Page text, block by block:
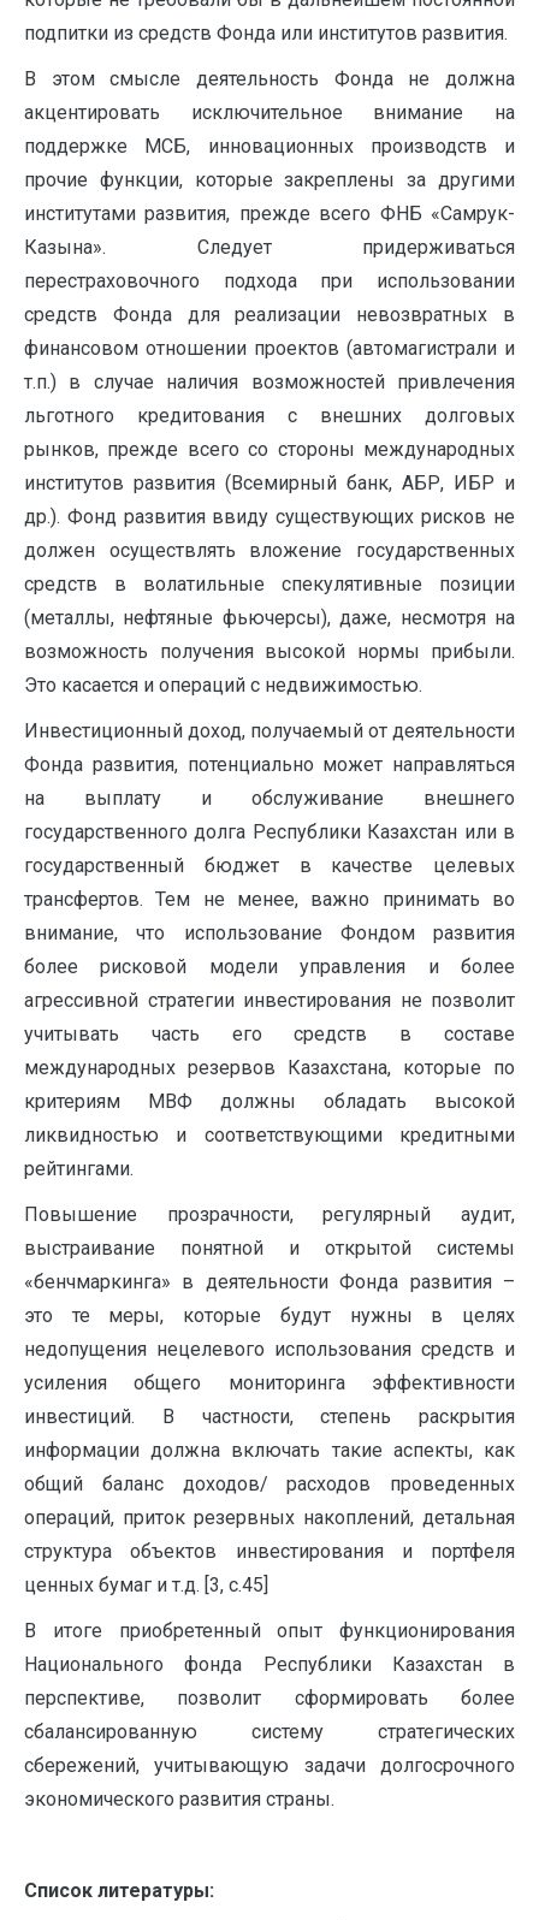
подпитки из средств Фонда или институтов развития.
В этом смысле деятельность Фонда не должна
акцентировать исключительное внимание на
поддержке МСБ, инновационных производств и
прочие функции, которые закреплены за другими
институтами развития, прежде всего ФНБ «Самрук-
Казына». Следует придерживаться
перестраховочного подхода при использовании
средств Фонда для реализации невозвратных в
финансовом отношении проектов (автомагистрали и
т.п.) в случае наличия возможностей привлечения
льготного кредитования с внешних долговых
рынков, прежде всего со стороны международных
институтов развития (Всемирный банк, АБР, ИБР и
др.). Фонд развития ввиду существующих рисков не
должен осуществлять вложение государственных
средств в волатильные спекулятивные позиции
(металлы, нефтяные фьючерсы), даже, несмотря на
возможность получения высокой нормы прибыли.
Это касается и операций с недвижимостью.
Инвестиционный доход, получаемый от деятельности
Фонда развития, потенциально может направляться
на выплату и обслуживание внешнего
государственного долга Республики Казахстан или в
государственный бюджет в качестве целевых
трансфертов. Тем не менее, важно принимать во
внимание, что использование Фондом развития
более рисковой модели управления и более
агрессивной стратегии инвестирования не позволит
учитывать часть его средств в составе
международных резервов Казахстана, которые по
критериям МВФ должны обладать высокой
ликвидностью и соответствующими кредитными
рейтингами.
Повышение прозрачности, регулярный аудит,
выстраивание понятной и открытой системы
«бенчмаркинга» в деятельности Фонда развития –
это те меры, которые будут нужны в целях
недопущения нецелевого использования средств и
усиления общего мониторинга эффективности
инвестиций. В частности, степень раскрытия
информации должна включать такие аспекты, как
общий баланс доходов/ расходов проведенных
операций, приток резервных накоплений, детальная
структура объектов инвестирования и портфеля
ценных бумаг и т.д. [3, c.45]
В итоге приобретенный опыт функционирования
Национального фонда Республики Казахстан в
перспективе, позволит сформировать более
сбалансированную систему стратегических
сбережений, учитывающую задачи долгосрочного
экономического развития страны.
Список литературы: